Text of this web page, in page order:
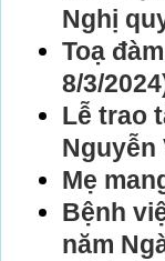
Nghị
Toạ
8/3/
Lễ trao
Nguyễn
Mẹ
Bệnh
năm